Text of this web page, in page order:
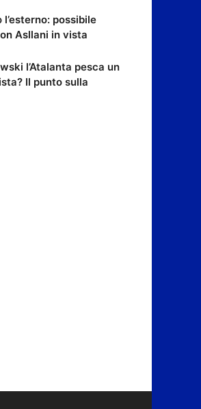
l’esterno: possibile
Asllani in vista
l’Atalanta pesca un
Il punto sulla